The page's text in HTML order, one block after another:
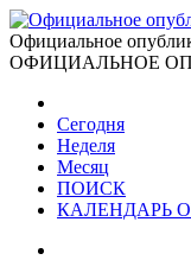
Официальное
ОФИЦИАЛЬНОЕ
Сегодня
Неделя
Месяц
ПОИСК
КАЛЕНДАРЬ